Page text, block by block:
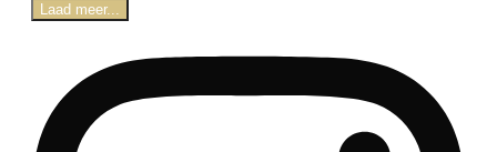
Laad meer...